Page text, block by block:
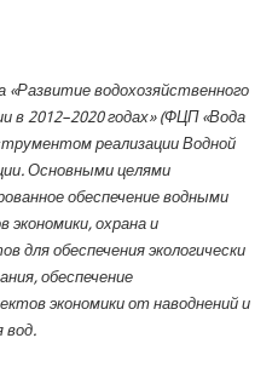
«Развитие водохозяйственного
в 2012–2020 годах» (ФЦП «Вода
реализации Водной
Основными целями
обеспечение водными
экономики, охрана и
для обеспечения экологически
обеспечение
экономики от наводнений и
вод.